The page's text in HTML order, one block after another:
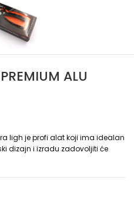
ALU
ligh je profi alat koji ima idealan
dizajn i izradu zadovoljiti će